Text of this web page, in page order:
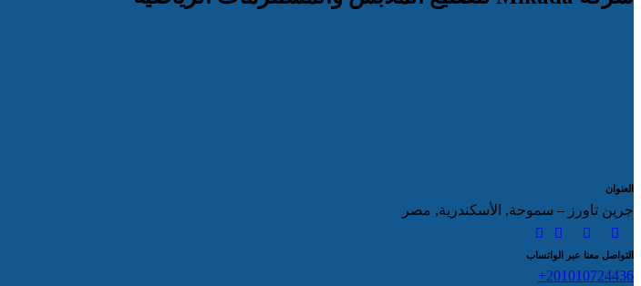
العنوان
جرين تاورز – سموحة, الأسكندرية, مصر
التواصل معنا عبر الواتساب
201010724436+